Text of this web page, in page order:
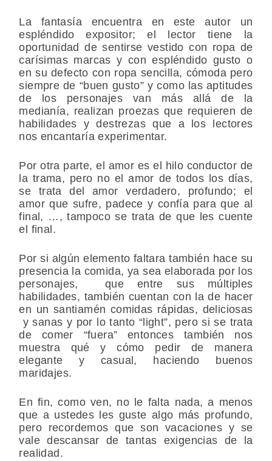
La fantasía encuentra en este autor un
espléndido expositor; el lector tiene la
oportunidad de sentirse vestido con ropa de
carísimas marcas y con espléndido gusto o
en su defecto con ropa sencilla, cómoda pero
siempre de “buen gusto” y como las aptitudes
de los personajes van más allá de la
medianía, realizan proezas que requieren de
habilidades y destrezas que a los lectores
nos encantaría experimentar.
Por otra parte, el amor es el hilo conductor de
la trama, pero no el amor de todos los días,
se trata del amor verdadero, profundo; el
amor que sufre, padece y confía para que al
final, …, tampoco se trata de que les cuente
el final.
Por si algún elemento faltara también hace su
presencia la comida, ya sea elaborada por los
personajes, que entre sus múltiples
habilidades, también cuentan con la de hacer
en un santiamén comidas rápidas, deliciosas
y sanas y por lo tanto “light”, pero si se trata
de comer “fuera” entonces también nos
muestra qué y cómo pedir de manera
elegante y casual, haciendo buenos
maridajes.
En fin, como ven, no le falta nada, a menos
que a ustedes les guste algo más profundo,
pero recordemos que son vacaciones y se
vale descansar de tantas exigencias de la
realidad.